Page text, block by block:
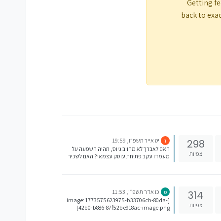
Getting
back to
298
צפיות
ד
יט אייר תשפ״ו, 19:59
האם לאברך לא מחויב גיוס, תהיה השפעה על
מעמדו עקב פתיחת עוסק עצמאי? האם לשכיר
איזה סוג עוסק כדאי לפתוח, ומה הדרישות
מעוסק עצמאי קטן. (המטרה היא קרן השתלמות)
תודה רבה
314
צפיות
מ
כו אדר תשפ״ו, 11:53
[image: 1773575623975-b33706cb-80da-
42b0-b886-87f52be918ac-image.png]